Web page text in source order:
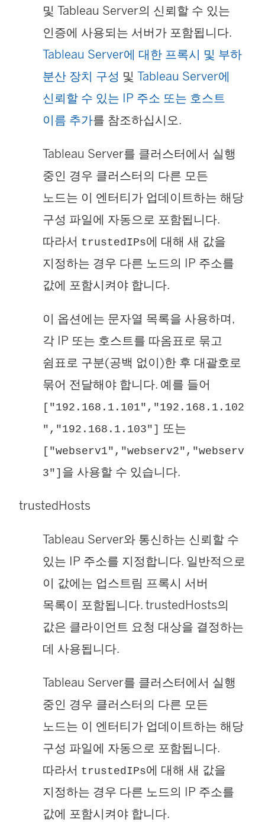
및 Tableau Server의 신뢰할 수 있는
인증에 사용되는 서버가 포함됩니다.
Tableau Server에 대한 프록시 및 부하
분산 장치 구성 및 Tableau Server에
신뢰할 수 있는 IP 주소 또는 호스트
이름 추가를 참조하십시오.
Tableau Server를 클러스터에서 실행
중인 경우 클러스터의 다른 모든
노드는 이 엔터티가 업데이트하는 해당
구성 파일에 자동으로 포함됩니다.
따라서 trustedIPs에 대해 새 값을
지정하는 경우 다른 노드의 IP 주소를
값에 포함시켜야 합니다.
이 옵션에는 문자열 목록을 사용하며,
각 IP 또는 호스트를 따옴표로 묶고
쉼표로 구분(공백 없이)한 후 대괄호로
묶어 전달해야 합니다. 예를 들어
["192.168.1.101","192.168.1.102
","192.168.1.103"] 또는
["webserv1","webserv2","webserv
3"] 을 사용할 수 있습니다.
trustedHosts
Tableau Server와 통신하는 신뢰할 수
있는 IP 주소를 지정합니다. 일반적으로
이 값에는 업스트림 프록시 서버
목록이 포함됩니다. trustedHosts의
값은 클라이언트 요청 대상을 결정하는
데 사용됩니다.
Tableau Server를 클러스터에서 실행
중인 경우 클러스터의 다른 모든
노드는 이 엔터티가 업데이트하는 해당
구성 파일에 자동으로 포함됩니다.
따라서 trustedIPs에 대해 새 값을
지정하는 경우 다른 노드의 IP 주소를
값에 포함시켜야 합니다.